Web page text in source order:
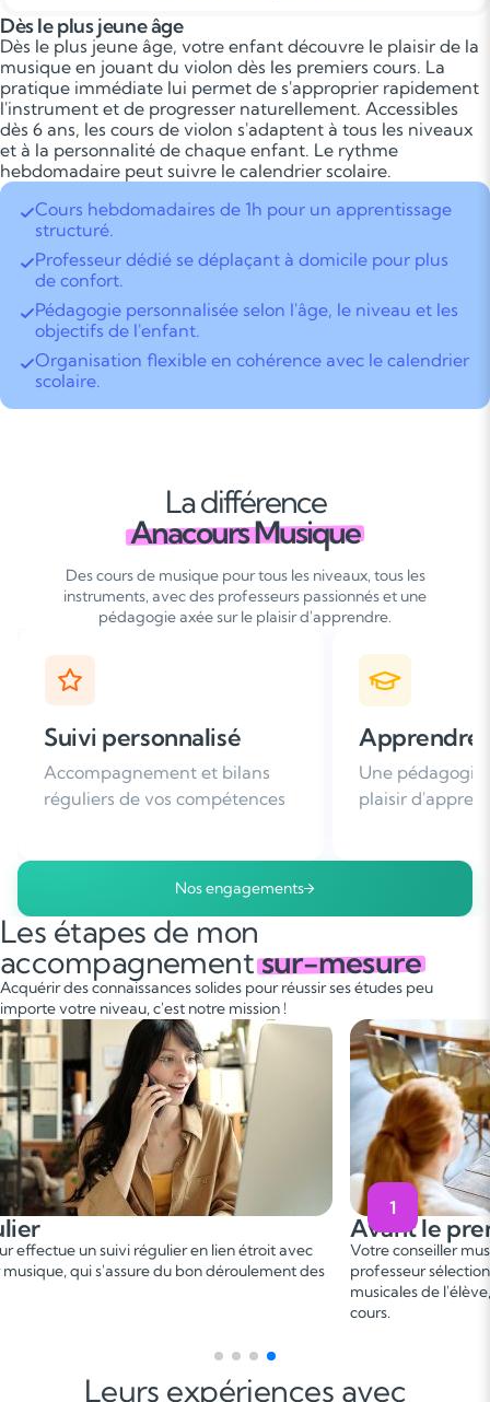
Dès le plus jeune âge
Dès le plus jeune âge, votre enfant découvre le plaisir de la
musique en jouant du violon dès les premiers cours. La
pratique immédiate lui permet de s'approprier rapidement
l'instrument et de progresser naturellement. Accessibles
dès 6 ans, les cours de violon s'adaptent à tous les niveaux
et à la personnalité de chaque enfant. Le rythme
hebdomadaire peut suivre le calendrier scolaire.
Cours hebdomadaires de 1h pour un apprentissage
structuré.
Professeur dédié se déplaçant à domicile pour plus
de confort.
Pédagogie personnalisée selon l'âge, le niveau et les
objectifs de l'enfant.
Organisation flexible en cohérence avec le calendrier
scolaire.
La différence
Anacours Musique
Des cours de musique pour tous les niveaux, tous les
instruments, avec des professeurs passionnés et une
pédagogie axée sur le plaisir d'apprendre.
Apprendre avec plaisir
Une pédagogie basée sur le
plaisir d'apprendre
Plus de 96% de
nous
Nos engagements
Les étapes de mon
accompagnementsur-mesure
Acquérir des connaissances solides pour réussir ses études peu
importe votre niveau, c'est notre mission !
des
Votre conseiller musique vous met en relation avec un
professeur sélectionné, en fonction des besoins et aspirations
musicales de l'élève, afin de convenir d'une date de premier
Leurs expériences avec